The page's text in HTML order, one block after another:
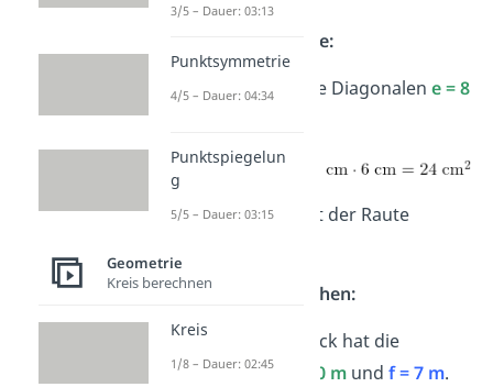
➡️Beispiel – Raute:
Eine Raute hat die Diagonalen e = 8
Der Flächeninhalt der Raute
➡️Beispiel – Drachen:
Ein Drachenviereck hat die
Diagonalen
e = 10 mund f = 7 m.
3/5 – Dauer: 03:13
Punktsymmetrie
4/5 – Dauer: 04:34
Punktspiegelun
g
5/5 – Dauer: 03:15
Geometrie
Kreis berechnen
Kreis
1/8 – Dauer: 02:45